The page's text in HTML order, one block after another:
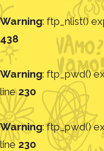
Warning: ftp_nlist()
438
Warning: ftp_pwd()
line230
Warning: ftp_pwd()
line230